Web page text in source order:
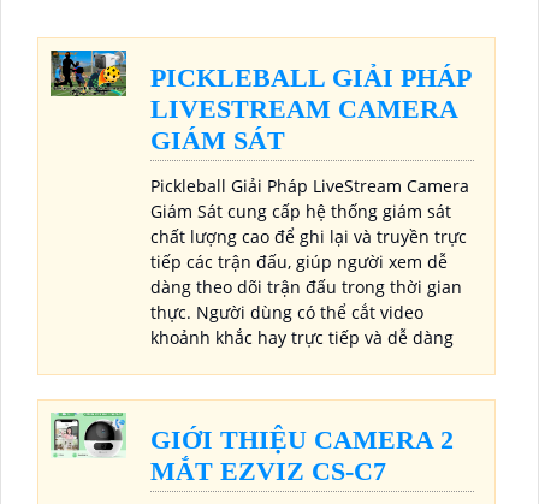
PICKLEBALL GIẢI PHÁP
LIVESTREAM CAMERA
GIÁM SÁT
Pickleball Giải Pháp LiveStream Camera
Giám Sát cung cấp hệ thống giám sát
chất lượng cao để ghi lại và truyền trực
tiếp các trận đấu, giúp người xem dễ
dàng theo dõi trận đấu trong thời gian
thực. Người dùng có thể cắt video
khoảnh khắc hay trực tiếp và dễ dàng
GIỚI THIỆU CAMERA 2
MẮT EZVIZ CS-C7